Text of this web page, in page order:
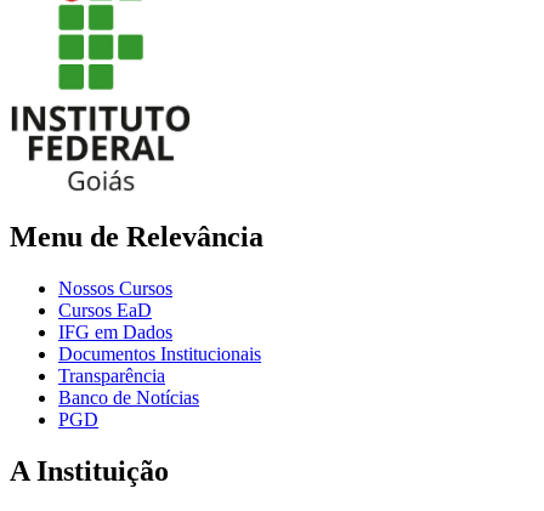
Menu de Relevância
Nossos Cursos
Cursos EaD
IFG em Dados
Documentos Institucionais
Transparência
Banco de Notícias
PGD
A Instituição